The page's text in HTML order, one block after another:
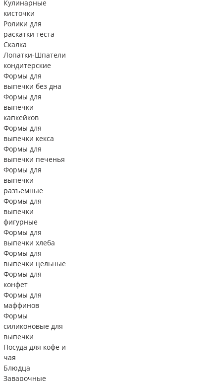
Кулинарные
кисточки
Ролики для
раскатки теста
Скалка
Лопатки-Шпатели
кондитерские
Формы для
выпечки без дна
Формы для
выпечки
капкейков
Формы для
выпечки кекса
Формы для
выпечки печенья
Формы для
выпечки
разъемные
Формы для
выпечки
фигурные
Формы для
выпечки хлеба
Формы для
выпечки цельные
Формы для
конфет
Формы для
маффинов
Формы
силиконовые для
выпечки
Посуда для кофе и
чая
Блюдца
Заварочные